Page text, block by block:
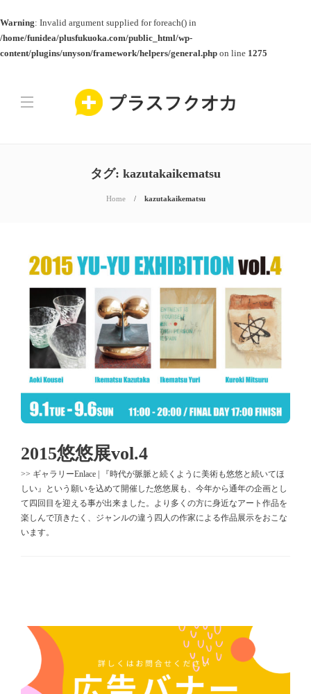
Warning: Invalid argument supplied for foreach() in
/home/funidea/plusfukuoka.com/public_html/wp-
content/plugins/unyson/framework/helpers/general.php on line 1275
タグ: kazutakaikematsu
Home kazutakaikematsu
2015悠悠展vol.4
>> ギャラリーEnlace | 『時代が脈脈と続くように美術も悠悠と続いてほ
しい』という願いを込めて開催した悠悠展も、今年から通年の企画とし
て四回目を迎える事が出来ました。より多くの方に身近なアート作品を
楽しんで頂きたく、ジャンルの違う四人の作家による作品展示をおこな
います。